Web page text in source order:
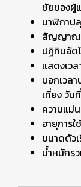
ชัยของผู้
นาฬิกาป
สัญญาณ
ปฏิทินอัต
แสดงเว
บอกเวล
เที่ยง วัน
ความแม่
อายุการใ
ขนาดตัวเ
น้ำหนักร